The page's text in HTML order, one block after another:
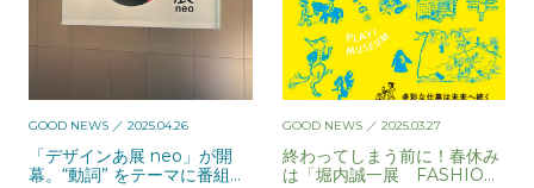
GOOD NEWS ／ 2025.04.26
「デザインあ展 neo」が開
幕。“動詞” をテーマに番組の
GOOD NEWS／ 2025.03.27
終わってしまう前に！春休み
は「堀内誠一展 FASHIO